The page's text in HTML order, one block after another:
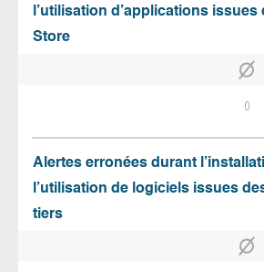
l’utilisation d’applications issues
Store
0
Alertes erronées durant
l’utilisation de logiciels issues
tiers